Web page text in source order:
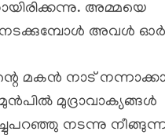
അമ്മയെ
നടക്കുമ്പോൾ അവൾ
മകൻ നാട്
മുദ്രാവാക്യങ്ങൾ
നടന്നു